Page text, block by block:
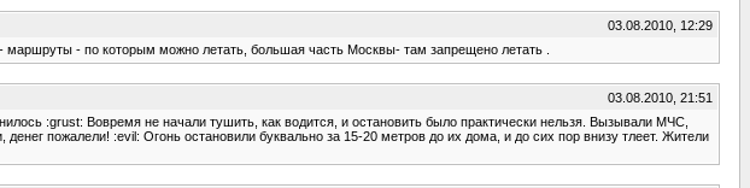
03.08.2010, 12:29
- по которым можно летать, большая часть Москвы- там запрещено летать .
03.08.2010, 21:51
:grust: Вовремя не начали тушить, как водится, и остановить было практически нельзя. Вызывали МЧС,
пожалели! :evil: Огонь остановили буквально за 15-20 метров до их дома, и до сих пор внизу тлеет. Жители